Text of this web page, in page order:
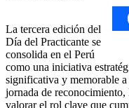
La tercera edición del
Día del Practicante se
consolida en el Perú
como una iniciativa
significativa y memorable
jornada de reconocimiento,
valorar el rol clave que